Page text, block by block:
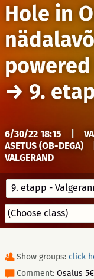
Hole in
→ 9.
6/30/22 18:15
ASETUS (OB-DEGA)
VALGERAND
9. etapp -
Show groups: click
Comment: Osalus